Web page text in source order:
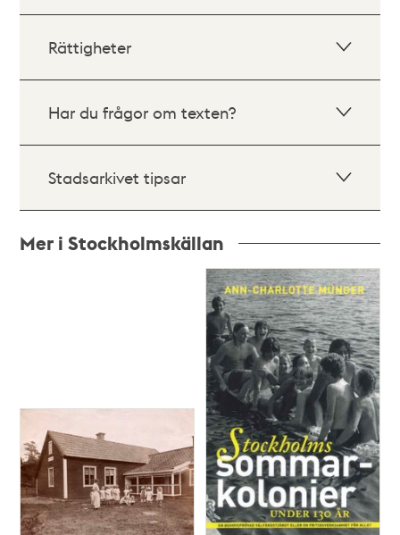
Rättigheter
Har du frågor om texten?
Stadsarkivet tipsar
Mer i Stockholmskällan